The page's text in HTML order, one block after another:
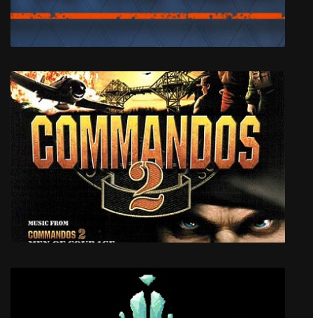
KovaaK's FPS Aim Trainer